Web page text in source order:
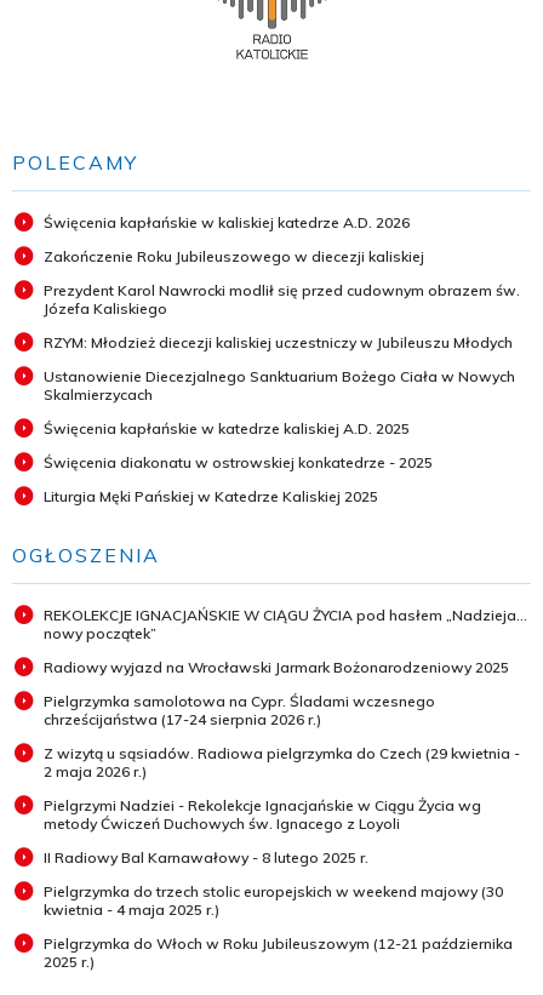
POLECAMY
Święcenia kapłańskie w kaliskiej katedrze A.D. 2026
Zakończenie Roku Jubileuszowego w diecezji kaliskiej
Prezydent Karol Nawrocki modlił się przed cudownym obrazem św.
Józefa Kaliskiego
RZYM: Młodzież diecezji kaliskiej uczestniczy w Jubileuszu Młodych
Ustanowienie Diecezjalnego Sanktuarium Bożego Ciała w Nowych
Skalmierzycach
Święcenia kapłańskie w katedrze kaliskiej A.D. 2025
Święcenia diakonatu w ostrowskiej konkatedrze - 2025
Liturgia Męki Pańskiej w Katedrze Kaliskiej 2025
OGŁOSZENIA
REKOLEKCJE IGNACJAŃSKIE W CIĄGU ŻYCIA pod hasłem „Nadzieja...
nowy początek”
Radiowy wyjazd na Wrocławski Jarmark Bożonarodzeniowy 2025
Pielgrzymka samolotowa na Cypr. Śladami wczesnego
chrześcijaństwa (17-24 sierpnia 2026 r.)
Z wizytą u sąsiadów. Radiowa pielgrzymka do Czech (29 kwietnia -
2 maja 2026 r.)
Pielgrzymi Nadziei - Rekolekcje Ignacjańskie w Ciągu Życia wg
metody Ćwiczeń Duchowych św. Ignacego z Loyoli
II Radiowy Bal Karnawałowy - 8 lutego 2025 r.
Pielgrzymka do trzech stolic europejskich w weekend majowy (30
kwietnia - 4 maja 2025 r.)
Pielgrzymka do Włoch w Roku Jubileuszowym (12-21 października
2025 r.)